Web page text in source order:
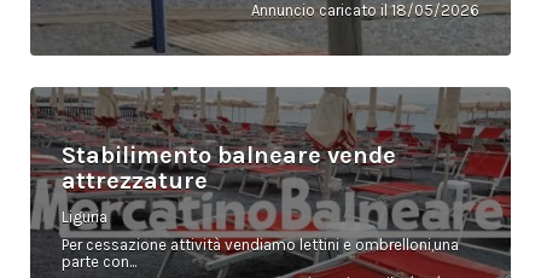
Annuncio caricato il 18/05/2026
Stabilimento balneare vende
attrezzature
Liguria
Per cessazione attività vendiamo lettini e ombrelloni,una
parte con...